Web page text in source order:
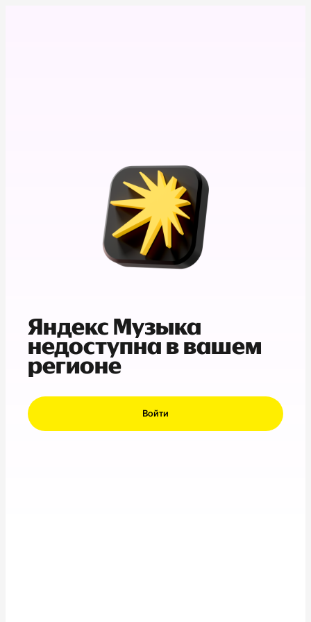
Яндекс Музыка
недоступна в вашем
регионе
Войти